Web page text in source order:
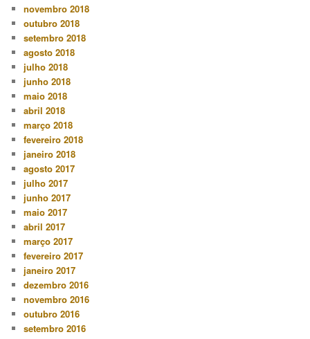
novembro 2018
outubro 2018
setembro 2018
agosto 2018
julho 2018
junho 2018
maio 2018
abril 2018
março 2018
fevereiro 2018
janeiro 2018
agosto 2017
julho 2017
junho 2017
maio 2017
abril 2017
março 2017
fevereiro 2017
janeiro 2017
dezembro 2016
novembro 2016
outubro 2016
setembro 2016